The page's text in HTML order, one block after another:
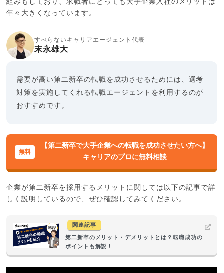
組みもしており、求職者にとっても大手企業入社のメリットは
年々大きくなっています。
すべらないキャリアエージェント代表
末永雄大
需要が高い第二新卒の転職を成功させるためには、選考
対策を実施してくれる転職エージェントを利用するのが
おすすめです。
【第二新卒で大手企業への転職を成功させたい方へ】
キャリアのプロに無料相談
企業が第二新卒を採用するメリットに関しては以下の記事で詳
しく説明しているので、ぜひ確認してみてください。
関連記事
第二新卒のメリット・デメリットとは？転職成功の
ポイントも解説！